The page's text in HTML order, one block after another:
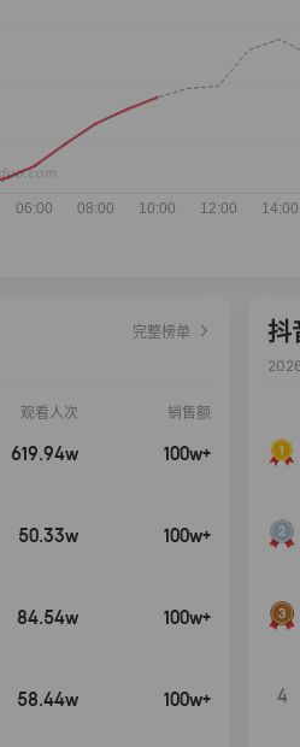
完整榜单
观看人次 销售额
619.94w 100w+
50.33w 100w+
84.54w 100w+
58.44w 100w+
抖
4